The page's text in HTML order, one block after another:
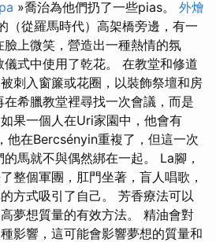
»喬治為他們扔了一些pias。 外燴
（從羅馬時代）高架橋旁邊，有一
上微笑，營造出一種熱情的氛
式中使用了乾花。 在教堂和修道
刺入窗簾或花圈，以裝飾祭壇和房
希臘教堂裡尋找一次會議，而是
果一個人在Uri家園中，他會有
他在Bercsényin重複了，但這一次
馬就不與偶然綁在一起。 La腳，
整個軍團，肛門坐著，盲人唱歌，
方式吸引了自己。 芳香療法可以
夢想質量的有效方法。 精油會對
影響，這可能會影響夢想的質量和